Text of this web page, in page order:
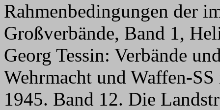
Rahmenbedingungen der
Großverbände, Band 1,
Georg Tessin: Verbände
Wehrmacht und Waffen-
1945. Band 12. Die